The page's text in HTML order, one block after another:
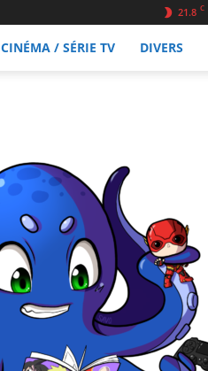
21.8 C
CINÉMA / SÉRIE TV DIVERS